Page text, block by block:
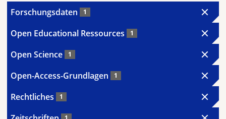
Forschungsdaten 1
Open Educational Ressources 1
Open Science 1
Open-Access-Grundlagen 1
Rechtliches 1